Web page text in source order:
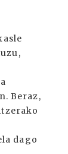
Beraz,
dago